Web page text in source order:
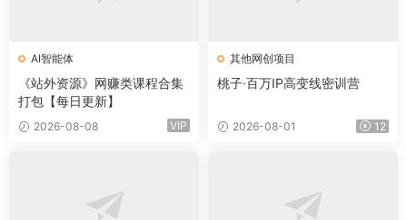
AI智能体
《站外资源》网赚类课程合集
打包【每日更新】
2026-08-08 VIP
其他网创项目
桃子·百万IP高变线密训营
2026-08-01 12